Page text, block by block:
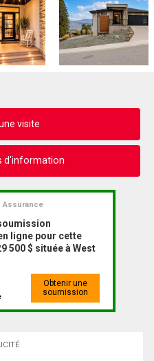
visite
d'information
Assurance
ligne pour cette
500 $ située à West
Obtenir une
soumission